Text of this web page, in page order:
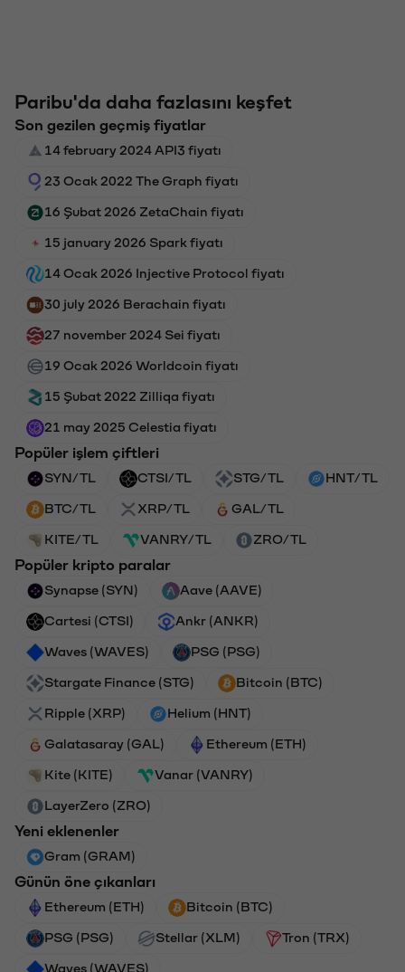
Paribu'da daha fazlasını keşfet
Son gezilen geçmiş fiyatlar
14 february 2024 API3 fiyatı
23 Ocak 2022 The Graph fiyatı
16 Şubat 2026 ZetaChain fiyatı
15 january 2026 Spark fiyatı
14 Ocak 2026 Injective Protocol fiyatı
30 july 2026 Berachain fiyatı
27 november 2024 Sei fiyatı
19 Ocak 2026 Worldcoin fiyatı
15 Şubat 2022 Zilliqa fiyatı
21 may 2025 Celestia fiyatı
Popüler işlem çiftleri
SYN/TL CTSI/TL STG/TL HNT/TL
BTC/TL XRP/TL GAL/TL
KITE/TL VANRY/TL ZRO/TL
Popüler kripto paralar
Synapse (SYN) Aave (AAVE)
Cartesi (CTSI) Ankr (ANKR)
Waves (WAVES) PSG (PSG)
Stargate Finance (STG) Bitcoin (BTC)
Ripple (XRP) Helium (HNT)
Galatasaray (GAL) Ethereum (ETH)
Kite (KITE) Vanar (VANRY)
LayerZero (ZRO)
Yeni eklenenler
Gram (GRAM)
Günün öne çıkanları
Ethereum (ETH) Bitcoin (BTC)
PSG (PSG) Stellar (XLM) Tron (TRX)
Waves (WAVES)